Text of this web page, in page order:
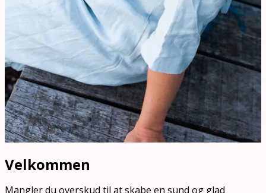
Velkommen
Mangler du overskud til at skabe en sund og glad